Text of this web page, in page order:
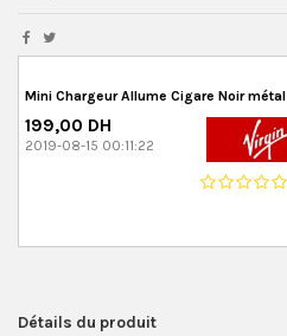
Mini Chargeur Allume Cigare Noir métal
199,00 DH
2019-08-15 00:11:22
Détails du produit